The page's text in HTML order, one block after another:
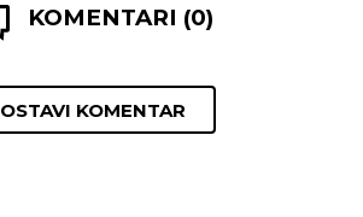
KOMENTARI (0)
OSTAVI KOMENTAR